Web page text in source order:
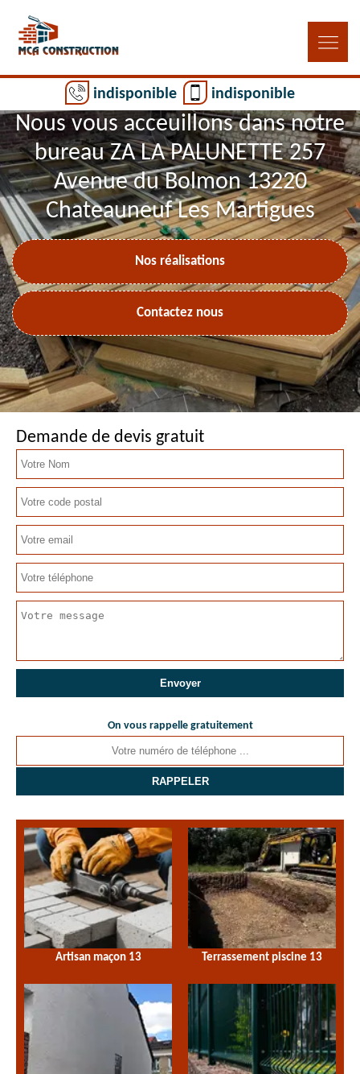
indisponible indisponible
Nous vous acceuillons dans notre
bureau ZA LA PALUNETTE 257
Avenue du Bolmon 13220
Chateauneuf Les Martigues
Nos réalisations
Contactez nous
Demande de devis gratuit
On vous rappelle gratuitement
Artisan maçon 13 Terrassement piscine 13